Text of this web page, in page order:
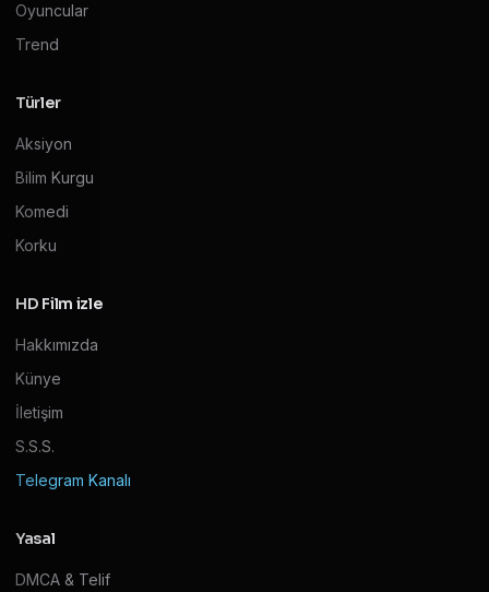
Oyuncular
Trend
Türler
Aksiyon
Bilim Kurgu
Komedi
Korku
HD Film izle
Hakkımızda
Künye
İletişim
S.S.S.
Telegram Kanalı
Yasal
DMCA & Telif